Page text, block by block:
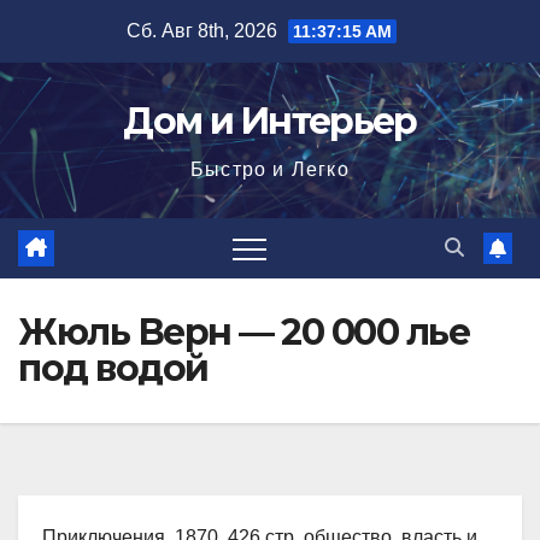
содержимому
Сб. Авг 8th, 2026 11:37:16 AM
Дом и Интерьер
Быстро и Легко
Жюль Верн — 20 000 лье
под водой